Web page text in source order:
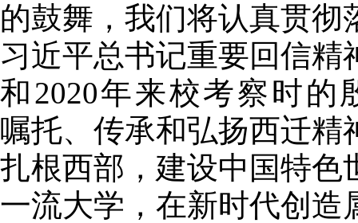
的鼓舞，我们将认真贯彻
习近平总书记重要回信精
和2020年来校考察时的
嘱托、传承和弘扬西迁精
扎根西部，建设中国特色
一流大学，在新时代创造